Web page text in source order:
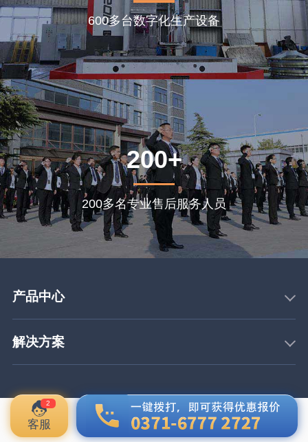
600多台数字化生产设备
200+
200多名专业售后服务人员
产品中心
解决方案
客服
2